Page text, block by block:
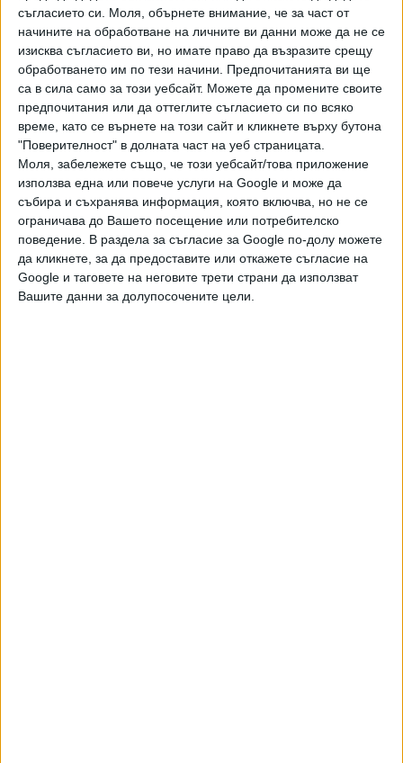
съгласието си. Моля, обърнете внимание, че за част от
начините на обработване на личните ви данни може да не се
изисква съгласието ви, но имате право да възразите срещу
обработването им по тези начини. Предпочитанията ви ще
са в сила само за този уебсайт. Можете да промените своите
предпочитания или да оттеглите съгласието си по всяко
време, като се върнете на този сайт и кликнете върху бутона
"Поверителност" в долната част на уеб страницата.
Моля, забележете също, че този уебсайт/това приложение
използва една или повече услуги на Google и може да
събира и съхранява информация, която включва, но не се
ограничава до Вашето посещение или потребителско
поведение. В раздела за съгласие за Google по-долу можете
да кликнете, за да предоставите или откажете съгласие на
Google и таговете на неговите трети страни да използват
Вашите данни за долупосочените цели.
Двама кандидат-президенти се борят за любовта на
Радев